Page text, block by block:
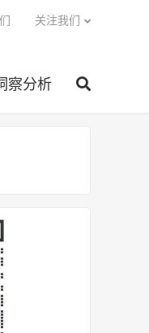
察分析
关注我们